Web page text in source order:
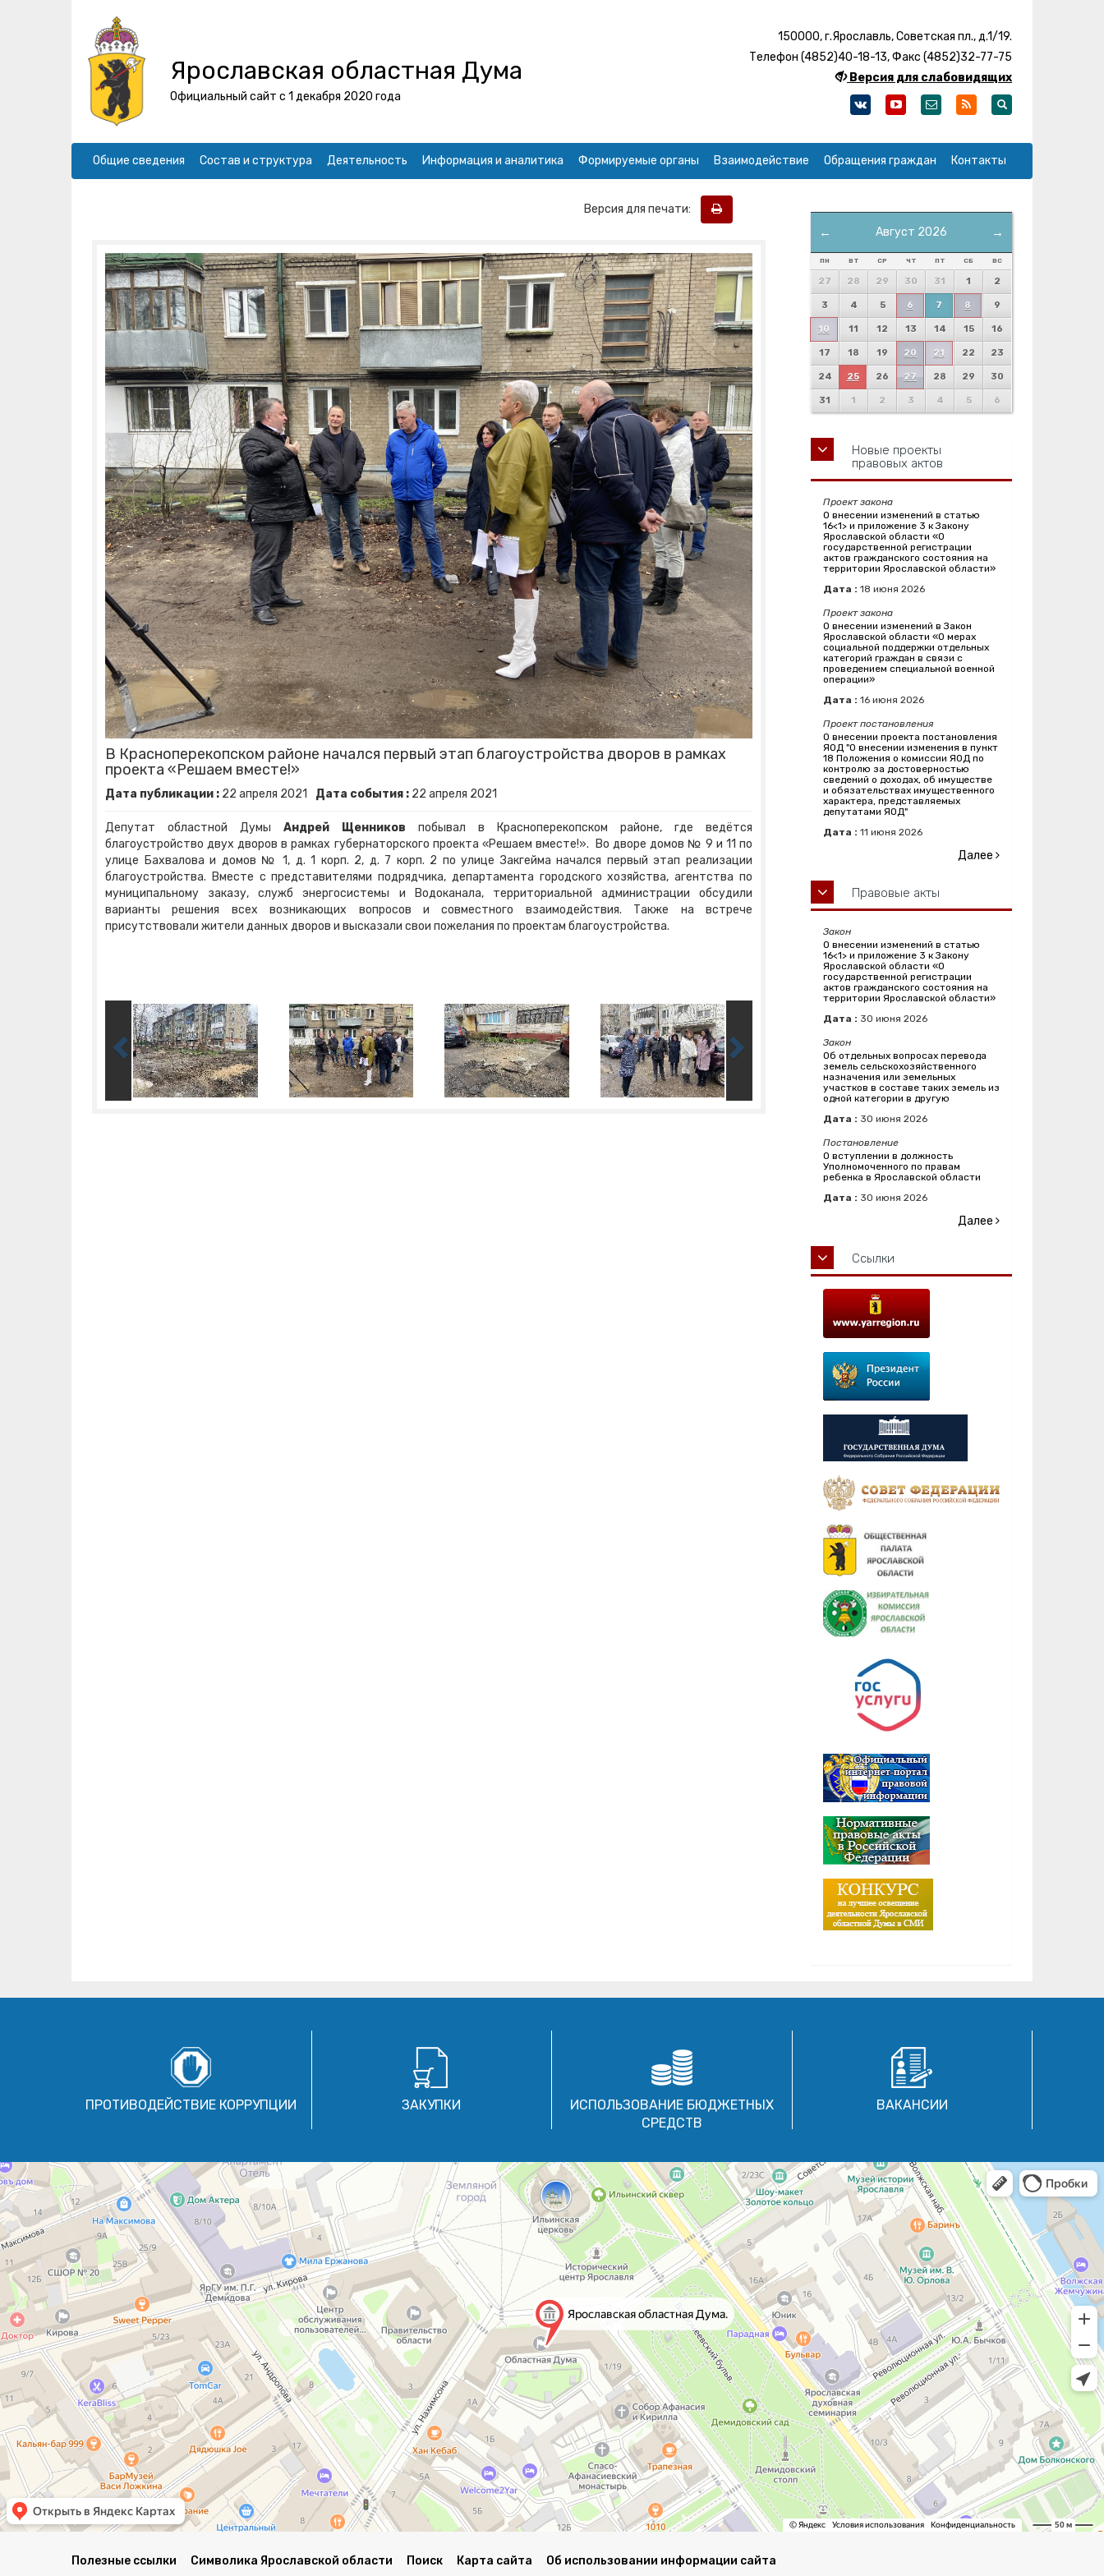
Ярославская областная Дума
Официальный сайт с 1 декабря 2020 года
150000, г.Ярославль, Советская пл., д.1/19.
Телефон (4852)40-18-13, Факс (4852)32-77-75
Версия для слабовидящих
Общие сведения Состав и структура Деятельность Информация и аналитика Формируемые органы Взаимодействие Обращения граждан Контакты
Версия для печати:
В Красноперекопском районе начался первый этап благоустройства дворов в рамках
проекта «Решаем вместе!»
Дата публикации : 22 апреля 2021 Дата события : 22 апреля 2021
Депутат областной Думы Андрей Щенников побывал в Красноперекопском районе, где ведётся
благоустройство двух дворов в рамках губернаторского проекта «Решаем вместе!». Во дворе домов № 9 и 11 по
улице Бахвалова и домов № 1, д. 1 корп. 2, д. 7 корп. 2 по улице Закгейма начался первый этап реализации
благоустройства. Вместе с представителями подрядчика, департамента городского хозяйства, агентства по
муниципальному заказу, служб энергосистемы и Водоканала, территориальной администрации обсудили
варианты решения всех возникающих вопросов и совместного взаимодействия. Также на встрече
присутствовали жители данных дворов и высказали свои пожелания по проектам благоустройства.
← →
Август 2026
ПН ВТ СР ЧТ ПТ СБ ВС
27 28 29 30 31 1 2
3 4 5 6 7 8 9
10 11 12 13 14 15 16
17 18 19 20 21 22 23
24 25 26 27 28 29 30
31 1 2 3 4 5 6
Новые проекты
правовых актов
Проект закона
О внесении изменений в статью
16<1> и приложение 3 к Закону
Ярославской области «О
государственной регистрации
актов гражданского состояния на
территории Ярославской области»
Дата : 18 июня 2026
Проект закона
О внесении изменений в Закон
Ярославской области «О мерах
социальной поддержки отдельных
категорий граждан в связи с
проведением специальной военной
операции»
Дата : 16 июня 2026
Проект постановления
О внесении проекта постановления
ЯОД "О внесении изменения в пункт
18 Положения о комиссии ЯОД по
контролю за достоверностью
сведений о доходах, об имуществе
и обязательствах имущественного
характера, представляемых
депутатами ЯОД"
Дата : 11 июня 2026
Далее
Правовые акты
Закон
О внесении изменений в статью
16<1> и приложение 3 к Закону
Ярославской области «О
государственной регистрации
актов гражданского состояния на
территории Ярославской области»
Дата : 30 июня 2026
Закон
Об отдельных вопросах перевода
земель сельскохозяйственного
назначения или земельных
участков в составе таких земель из
одной категории в другую
Дата : 30 июня 2026
Постановление
О вступлении в должность
Уполномоченного по правам
ребенка в Ярославской области
Дата : 30 июня 2026
Далее
Ссылки
ПРОТИВОДЕЙСТВИЕ КОРРУПЦИИ ЗАКУПКИ
ИСПОЛЬЗОВАНИЕ БЮДЖЕТНЫХ
СРЕДСТВ
ВАКАНСИИ
Полезные ссылки Символика Ярославской области Поиск Карта сайта Об использовании информации сайта